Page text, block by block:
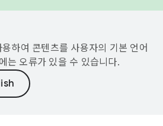
하여 콘텐츠를 사용자의 기본 언어
는 오류가 있을 수 있습니다.